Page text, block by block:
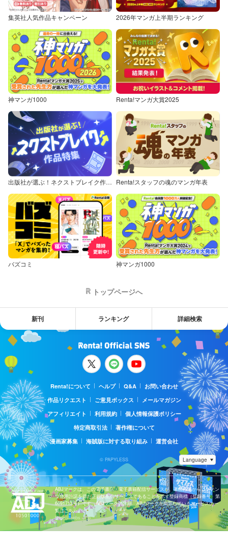
集英社人気作品キャンペーン 2026年マンガ上半期ランキング
神マンガ1000 Renta!マンガ大賞2025
出版社が選ぶ！ネクストブレイク作品特集 Renta!スタッフの魂のマンガ年表
バズコミ 神マンガ1000
トップページへ
新刊 ランキング 詳細検索
Renta!について ヘルプ Q&A
お問い合わせ
作品リクエスト
ご意見ボックス
メールマガジン
アフィリエイト
利用規約
個人情報保護ポリシー
特定商取引法
著作権について
漫画家募集
海賊版に対する取り組み 運営会社
© PAPYLESS
ABJマークは、この電子書店・電子書籍配信サービスが、著作権者からコンテン
ツ使用許諾を得た正規版配信サービスであることを示す登録商標（登録番号 第
6091713号）です。ABJマークの詳細、ABJマークを掲示しているサービスの一
覧はこちら。
https://aebs.or.jp